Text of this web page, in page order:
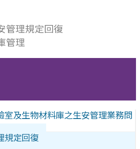
管理規定回復
管理
室及生物材料庫之生安管理業務問
規定回復